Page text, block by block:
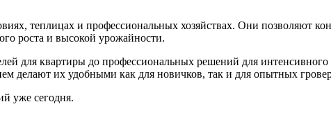
теплицах и профессиональных хозяйствах. Они позволяют
роста и высокой урожайности.
для квартиры до профессиональных решений для
делают их удобными как для новичков, так и для опытных
уже сегодня.